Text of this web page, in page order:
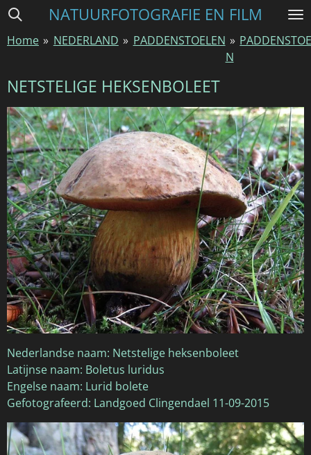
Ga
naar
hoofdinhoud
NATUURFOTOGRAFIE EN FILM
Home » NEDERLAND » PADDENSTOELEN »
N
NETSTELIGE HEKSENBOLEET
Nederlandse naam: Netstelige heksenboleet
Latijnse naam: Boletus luridus
Engelse naam: Lurid bolete
Gefotografeerd: Landgoed Clingendael 11-09-2015